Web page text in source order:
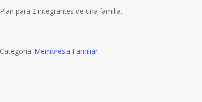
Plan para 2 integrantes de una familia.
Categoría: Membresia Familiar